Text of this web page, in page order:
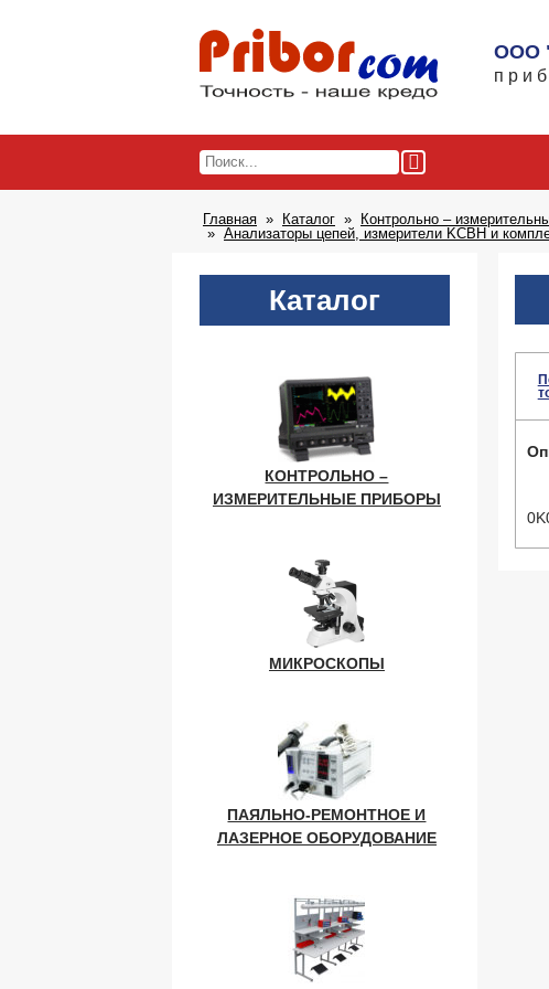
ООО
Главная Каталог Контрольно –
Анализаторы цепей, измерители KCBH и
Каталог
КОНТРОЛЬНО –
ИЗМЕРИТЕЛЬНЫЕ ПРИБОРЫ
МИКРОСКОПЫ
ПАЯЛЬНО-РЕМОНТНОЕ И
ЛАЗЕРНОЕ ОБОРУДОВАНИЕ